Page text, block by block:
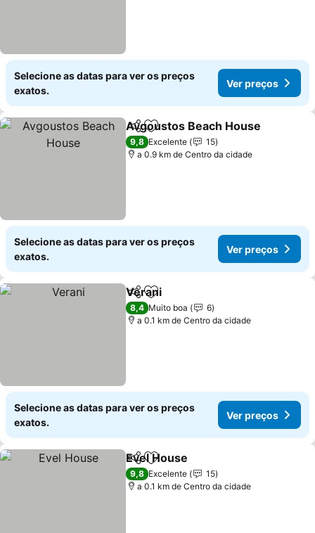
Selecione as datas para ver os preços
exatos.
Ver preços
PartilharAdicionar aos favoritos
Avgoustos Beach House
9,8 Excelente
15
a 0.9 km de Centro da cidade
Selecione as datas para ver os preços
exatos.
Ver preços
PartilharAdicionar aos favoritos
Verani
8,4 Muito boa
6
a 0.1 km de Centro da cidade
Selecione as datas para ver os preços
exatos.
Ver preços
PartilharAdicionar aos favoritos
Evel House
9,8 Excelente
15
a 0.1 km de Centro da cidade